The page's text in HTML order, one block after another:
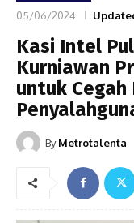
05/06/2024
Kasi Intel
Kurniawan
untuk Cegah
By Metrotalenta